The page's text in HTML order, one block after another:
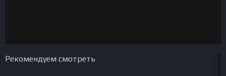
Рекомендуем смотреть